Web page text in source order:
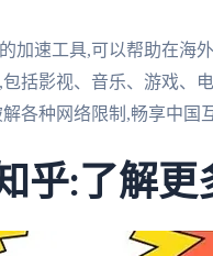
加速工具,可以帮助在海
括影视、音乐、游戏、
各种网络限制,畅享中国
乎:了解更